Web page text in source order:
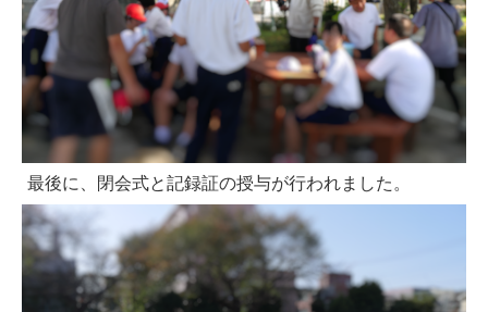
最後に、閉会式と記録証の授与が行われました。